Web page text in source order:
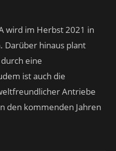
wird im Herbst 2021 in
Darüber hinaus plant
eine
ist auch die
Antriebe
den kommenden Jahren